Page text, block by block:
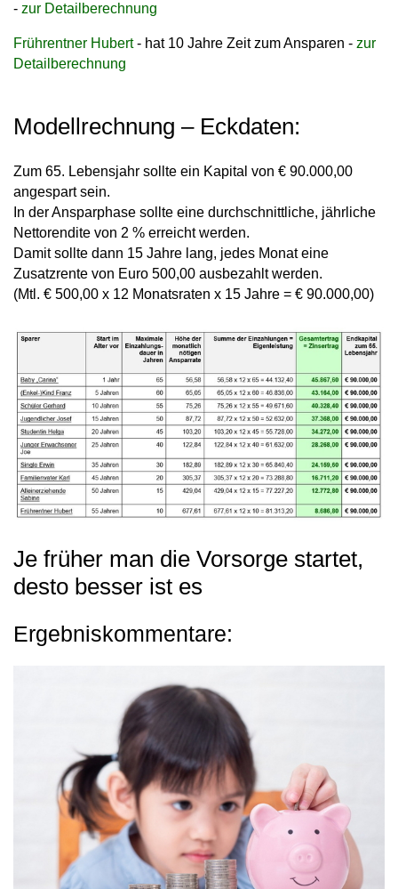
- zur Detailberechnung
Frührentner Hubert- hat 10 Jahre Zeit zum Ansparen - zur
Detailberechnung
Modellrechnung – Eckdaten:
Zum 65. Lebensjahr sollte ein Kapital von € 90.000,00
angespart sein.
In der Ansparphase sollte eine durchschnittliche, jährliche
Nettorendite von 2 % erreicht werden.
Damit sollte dann 15 Jahre lang, jedes Monat eine
Zusatzrente von Euro 500,00 ausbezahlt werden.
(Mtl. € 500,00 x 12 Monatsraten x 15 Jahre = € 90.000,00)
Je früher man die Vorsorge startet,
desto besser ist es
Ergebniskommentare: